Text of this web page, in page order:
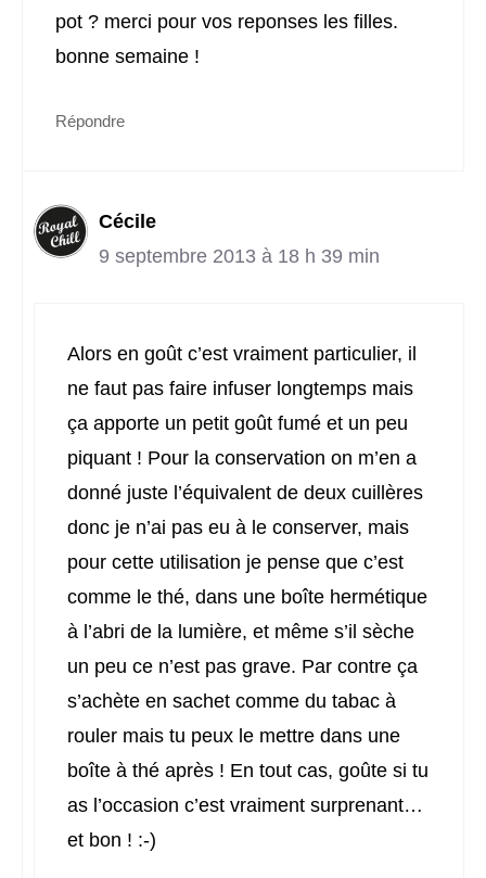
pot ? merci pour vos reponses les filles.
bonne semaine !
Répondre
Cécile
9 septembre 2013 à 18 h 39 min
Alors en goût c’est vraiment particulier, il
ne faut pas faire infuser longtemps mais
ça apporte un petit goût fumé et un peu
piquant ! Pour la conservation on m’en a
donné juste l’équivalent de deux cuillères
donc je n’ai pas eu à le conserver, mais
pour cette utilisation je pense que c’est
comme le thé, dans une boîte hermétique
à l’abri de la lumière, et même s’il sèche
un peu ce n’est pas grave. Par contre ça
s’achète en sachet comme du tabac à
rouler mais tu peux le mettre dans une
boîte à thé après ! En tout cas, goûte si tu
as l’occasion c’est vraiment surprenant…
et bon ! :-)